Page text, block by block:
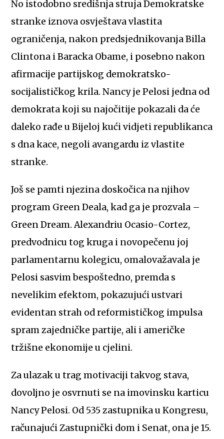
No istodobno središnja struja Demokratske
stranke iznova osvještava vlastita
ograničenja, nakon predsjednikovanja Billa
Clintona i Baracka Obame, i posebno nakon
afirmacije partijskog demokratsko-
socijalističkog krila. Nancy je Pelosi jedna od
demokrata koji su najočitije pokazali da će
daleko rađe u Bijeloj kući vidjeti republikanca
s dna kace, negoli avangardu iz vlastite
stranke.
Još se pamti njezina doskočica na njihov
program Green Deala, kad ga je prozvala –
Green Dream. Alexandriu Ocasio-Cortez,
predvodnicu tog kruga i novopečenu joj
parlamentarnu kolegicu, omalovažavala je
Pelosi sasvim bespoštedno, premda s
nevelikim efektom, pokazujući ustvari
evidentan strah od reformističkog impulsa
spram zajedničke partije, ali i američke
tržišne ekonomije u cjelini.
Za ulazak u trag motivaciji takvog stava,
dovoljno je osvrnuti se na imovinsku karticu
Nancy Pelosi. Od 535 zastupnika u Kongresu,
računajući Zastupnički dom i Senat, ona je 15.